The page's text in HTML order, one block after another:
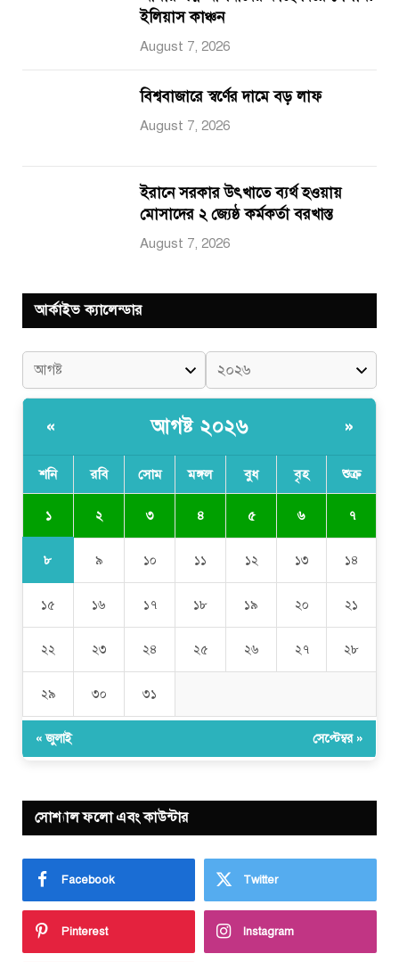
ইলিয়াস কাঞ্চন
August 7, 2026
বিশ্ববাজারে স্বর্ণের দামে বড় লাফ
August 7, 2026
ইরানে সরকার উৎখাতে ব্যর্থ হওয়ায়
মোসাদের ২ জ্যেষ্ঠ কর্মকর্তা বরখাস্ত
August 7, 2026
আর্কাইভ ক্যালেন্ডার
« আগষ্ট ২০২৬ »
শনি রবি সোম মঙ্গল বুধ বৃহ শুক্র
১ ২ ৩ ৪ ৫ ৬ ৭
৮ ৯ ১০ ১১ ১২ ১৩ ১৪
১৫ ১৬ ১৭ ১৮ ১৯ ২০ ২১
২২ ২৩ ২৪ ২৫ ২৬ ২৭ ২৮
২৯ ৩০ ৩১
« জুলাই সেপ্টেম্বর »
সোশ্যাল ফলো এবং কাউন্টার
Facebook Twitter
Pinterest Instagram